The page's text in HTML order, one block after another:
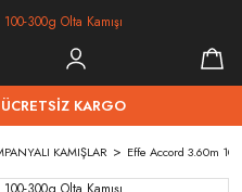
KARGO
KAMIŞLAR Effe Accord 3.60m